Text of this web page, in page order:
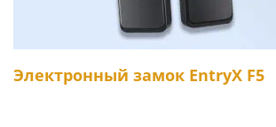
Электронный замок EntryX F5